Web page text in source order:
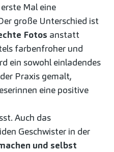
Mal eine
große Unterschied ist
Fotos anstatt
farbenfroher und
ein sowohl einladendes
Praxis gemalt,
eine positive
Auch das
Geschwister in der
und selbst